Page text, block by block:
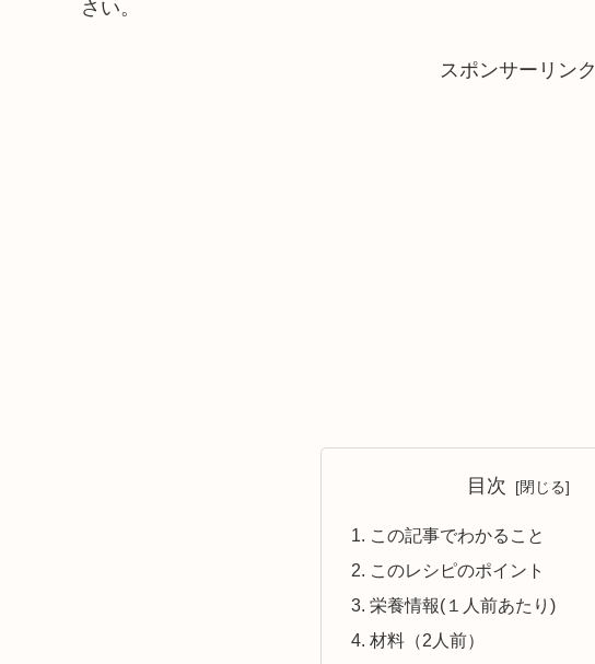
さい。
スポンサーリンク
目次
この記事でわかること
このレシピのポイント
栄養情報(１人前あたり)
材料（2人前）